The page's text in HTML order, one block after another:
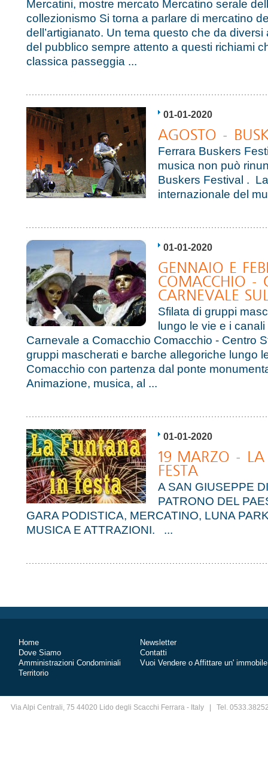
Mercatini, mostre mercato Mercatino serale
collezionismo Si torna a parlare di mercatino
dell’artigianato. Un tema questo che da
del pubblico sempre attento a questi richiami
classica passeggia ...
01-01-2020
AGOSTO -
Ferrara Buskers
musica non può
Buskers Festival .
internazionale del
01-01-2020
GENNAIO E
COMACCHIO -
CARNEVALE
Sfilata di gruppi
lungo le vie e i
Carnevale a Comacchio Comacchio - Centro
gruppi mascherati e barche allegoriche lungo
Comacchio con partenza dal ponte
Animazione, musica, al ...
01-01-2020
19 MARZO -
FESTA
A SAN GIUSEPPE
PATRONO DEL
GARA PODISTICA, MERCATINO, LUNA
MUSICA E ATTRAZIONI. ...
Home
Dove Siamo
Amministrazioni Condominiali
Territorio
Newsletter
Contatti
Vuoi Vendere o Affittare un'
Via Alpi Centrali, 75 44020 Lido degli Scacchi Ferrara - Italy | Tel.